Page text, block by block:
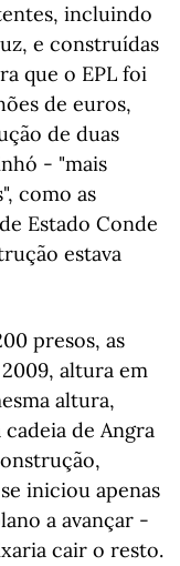
incluindo
e construídas
que o EPL foi
de euros,
de duas
- "mais
como as
Estado Conde
estava
presos, as
altura em
altura,
de Angra
iniciou apenas
a avançar -
cair o resto.